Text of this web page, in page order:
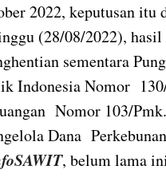
2022, keputusan
(28/08/2022),
sementara
Indonesia Nomor
Nomor 103/
Dana
, belum lama